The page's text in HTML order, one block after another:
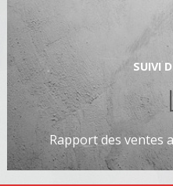
SUIVI
Rapport des ventes